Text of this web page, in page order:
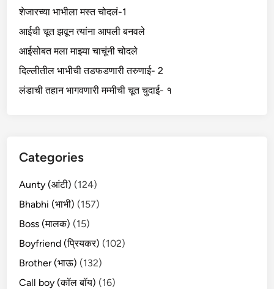
शेजारच्या भाभीला मस्त चोदलं-1
आईची चूत झवून त्यांना आपली बनवले
आईसोबत मला माझ्या चाचूंनी चोदले
दिल्लीतील भाभीची तडफडणारी तरुणाई- 2
लंडाची तहान भागवणारी मम्मीची चूत चुदाई- १
Categories
Aunty (आंटी) (124)
Bhabhi (भाभी) (157)
Boss (मालक) (15)
Boyfriend (प्रियकर) (102)
Brother (भाऊ) (132)
Call boy (कॉल बॉय) (16)